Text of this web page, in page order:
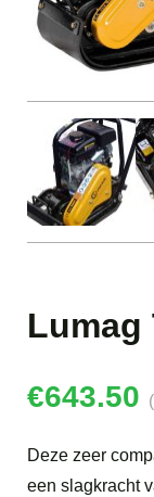
Lumag
€643.50 (
Deze zeer
een slagkracht